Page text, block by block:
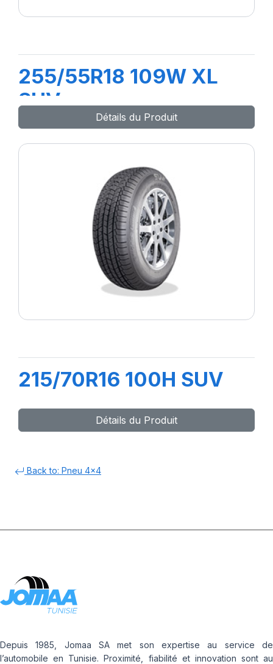
255/55R18 109W XL
SUV
Détails du Produit
215/70R16 100H SUV
Détails du Produit
Back to: Pneu 4x4
Depuis 1985, Jomaa SA met son expertise au service de
l’automobile en Tunisie. Proximité, fiabilité et innovation sont au